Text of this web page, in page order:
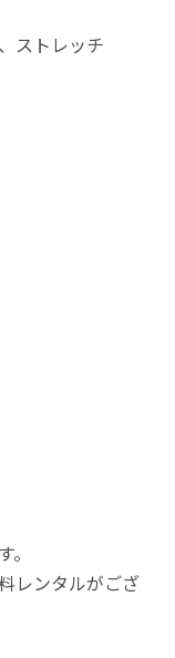
ストレッチ
レンタルがござ